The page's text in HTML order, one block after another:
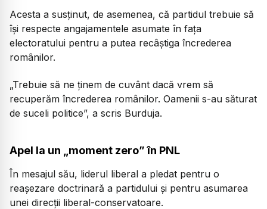
Acesta a susținut, de asemenea, că partidul trebuie să
își respecte angajamentele asumate în fața
electoratului pentru a putea recâștiga încrederea
românilor.
„Trebuie să ne ținem de cuvânt dacă vrem să
recuperăm încrederea românilor. Oamenii s-au săturat
de suceli politice”, a scris Burduja.
Apel la un „moment zero” în PNL
În mesajul său, liderul liberal a pledat pentru o
reașezare doctrinară a partidului și pentru asumarea
unei direcții liberal-conservatoare.